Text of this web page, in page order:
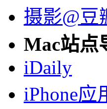
摄影@豆
Mac站点
iDaily
iPhone应